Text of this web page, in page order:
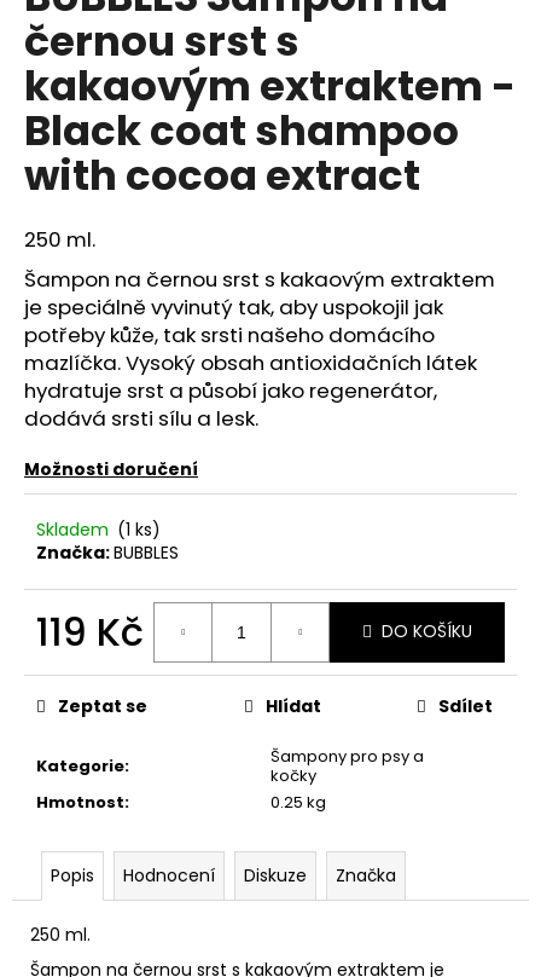
0,0
z
5
hvězdiček.
černou srst s
kakaovým extraktem -
Black coat shampoo
with cocoa extract
250 ml.
Šampon na černou srst s kakaovým extraktem
je speciálně vyvinutý tak, aby uspokojil jak
potřeby kůže, tak srsti našeho domácího
mazlíčka. Vysoký obsah antioxidačních látek
hydratuje srst a působí jako regenerátor,
dodává srsti sílu a lesk.
Možnosti doručení
Skladem (1 ks)
Značka:BUBBLES
119 Kč
cena:
DO KOŠÍKU
Kategorie:
Šampony pro psy a
kočky
Hmotnost: 0.25 kg
Zeptat se Hlídat Sdílet
Popis Hodnocení Diskuze Značka
250 ml.
Šampon na černou srst s kakaovým extraktem je
a
j
í
t
?
HLEDAT
D
o
o
r
u
č
j
e
m
e
ROZČESÁVACÍ
SPREJ
240
HYDRA
DEMATTING
SPRAY
249
Kč